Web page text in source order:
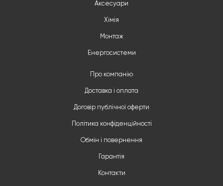
Аксесуари
Хімія
Монтаж
Енергосистеми
Про компанію
Доставка і оплата
Договір публічної оферти
Політика конфіденційності
Обмін і повернення
Гарантія
Контакти